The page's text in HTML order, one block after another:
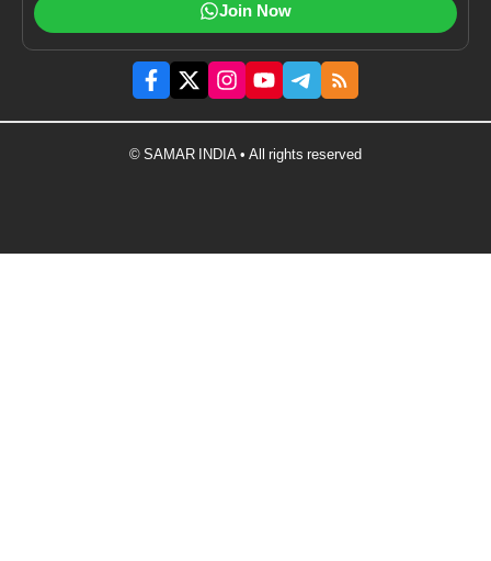
Join Now
© SAMAR INDIA • All rights reserved